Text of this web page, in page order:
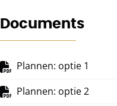
Documents
Plannen: optie 1
Plannen: optie 2